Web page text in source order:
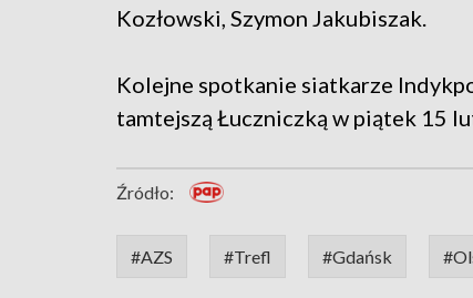
Kozłowski, Szymon Jakubiszak.
Kolejne spotkanie siatkarze
tamtejszą Łuczniczką w piątek 15
Źródło:
#AZS #Trefl #Gdańsk